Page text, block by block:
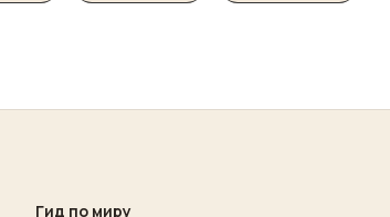
Гид по миру